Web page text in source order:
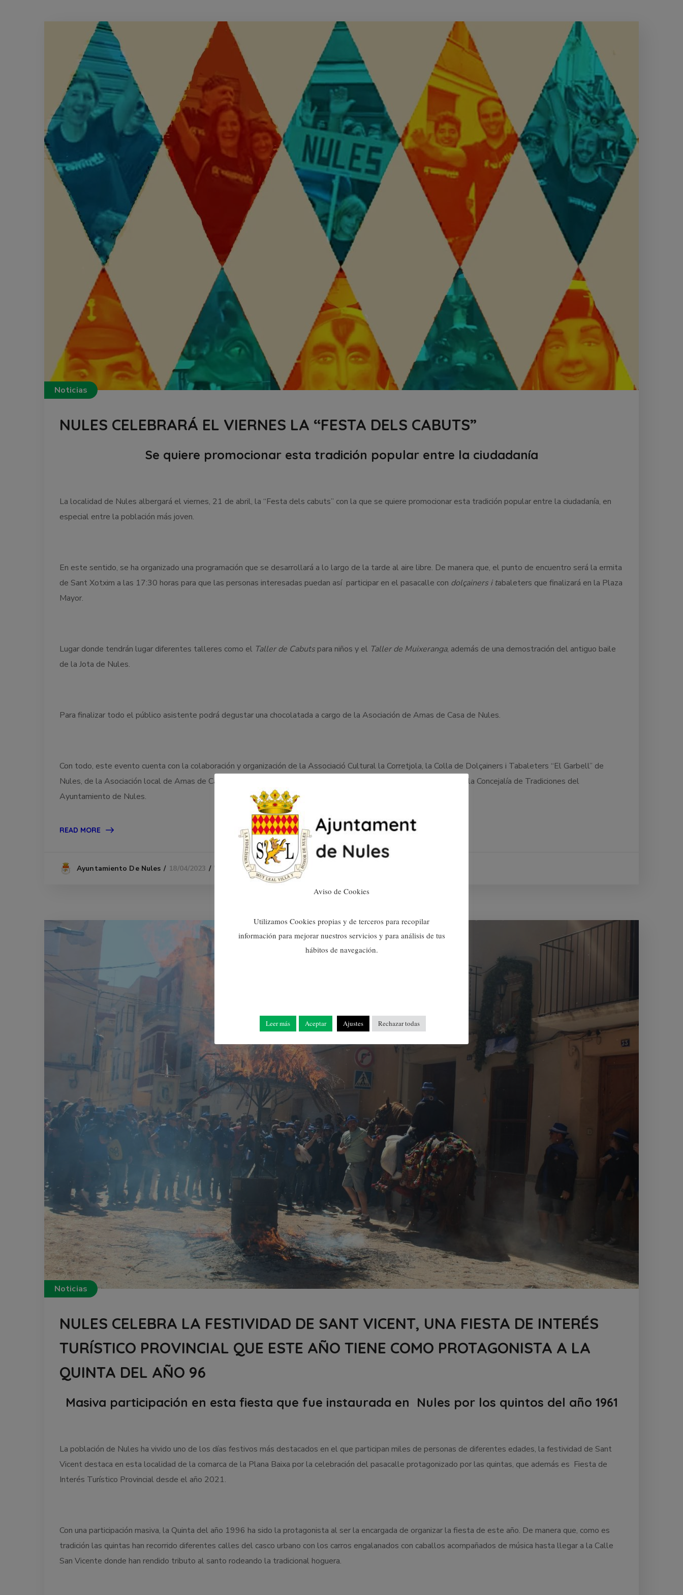
Noticias
NULES CELEBRARÁ EL VIERNES LA “FESTA DELS CABUTS”
Se quiere promocionar esta tradición popular entre la ciudadanía
La localidad de Nules albergará el viernes, 21 de abril, la “Festa dels cabuts” con la que se quiere promocionar esta tradición popular entre la ciudadanía, en
especial entre la población más joven.
En este sentido, se ha organizado una programación que se desarrollará a lo largo de la tarde al aire libre. De manera que, el punto de encuentro será la ermita
de Sant Xotxim a las 17:30 horas para que las personas interesadas puedan así participar en el pasacalle con dolçainers i tabaleters que finalizará en la Plaza
Mayor.
Lugar donde tendrán lugar diferentes talleres como el Taller de Cabuts para niños y el Taller de Muixeranga, además de una demostración del antiguo baile
de la Jota de Nules.
Para finalizar todo el público asistente podrá degustar una chocolatada a cargo de la Asociación de Amas de Casa de Nules.
Con todo, este evento cuenta con la colaboración y organización de la Associació Cultural la Corretjola, la Colla de Dolçainers i Tabaleters “El Garbell” de
Nules, de la Asociación local de Amas de Casa y Consumidores de Nules, y de la Muixeranga de la Plana, junto con la Concejalía de Tradiciones del
Ayuntamiento de Nules.
READ MORE
Ayuntamiento De Nules 18/04/2023
Noticias
NULES CELEBRA LA FESTIVIDAD DE SANT VICENT, UNA FIESTA DE INTERÉS
TURÍSTICO PROVINCIAL QUE ESTE AÑO TIENE COMO PROTAGONISTA A LA
QUINTA DEL AÑO 96
Masiva participación en esta fiesta que fue instaurada en Nules por los quintos del año 1961
La población de Nules ha vivido uno de los días festivos más destacados en el que participan miles de personas de diferentes edades, la festividad de Sant
Vicent destaca en esta localidad de la comarca de la Plana Baixa por la celebración del pasacalle protagonizado por las quintas, que además es Fiesta de
Interés Turístico Provincial desde el año 2021.
Con una participación masiva, la Quinta del año 1996 ha sido la protagonista al ser la encargada de organizar la fiesta de este año. De manera que, como es
tradición las quintas han recorrido diferentes calles del casco urbano con los carros engalanados con caballos acompañados de música hasta llegar a la Calle
San Vicente donde han rendido tributo al santo rodeando la tradicional hoguera.
Aviso de Cookies
Utilizamos Cookies propias y de terceros para recopilar
información para mejorar nuestros servicios y para análisis de tus
hábitos de navegación.
Leer más Aceptar Ajustes Rechazar todas